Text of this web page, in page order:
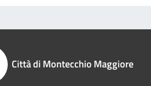
Città di Montecchio Maggiore